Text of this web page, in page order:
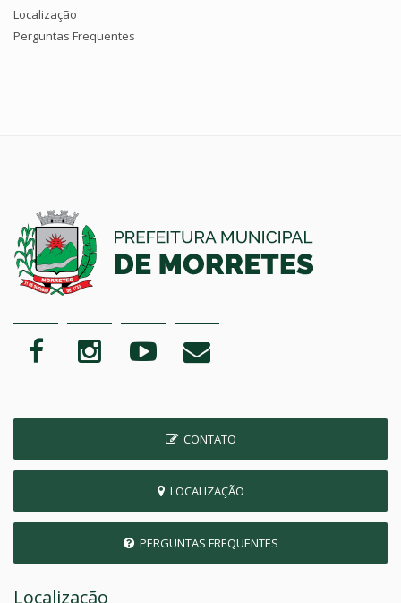
Localização
Perguntas Frequentes
CONTATO
LOCALIZAÇÃO
PERGUNTAS FREQUENTES
Localização